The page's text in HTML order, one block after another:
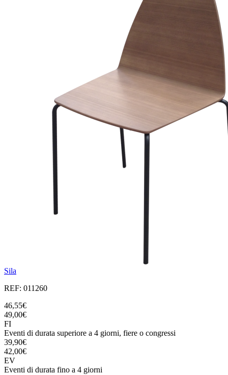
Sila
REF: 011260
46,55€
49,00€
FI
Eventi di durata superiore a 4 giorni, fiere o congressi
39,90€
42,00€
EV
Eventi di durata fino a 4 giorni